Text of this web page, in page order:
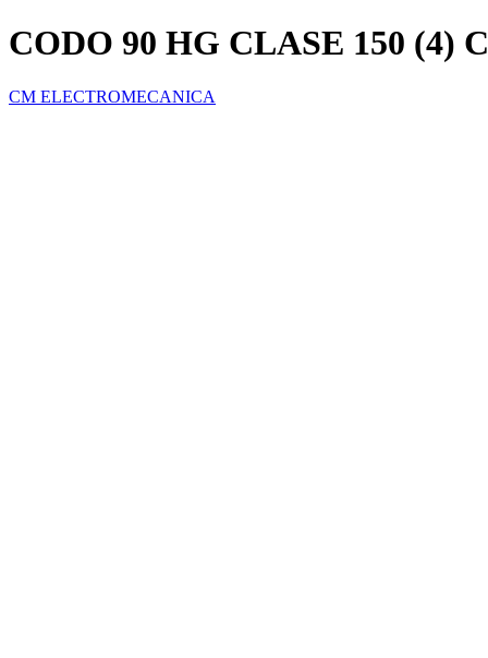
CODO 90 HG CLASE 150 (4)
CM ELECTROMECANICA